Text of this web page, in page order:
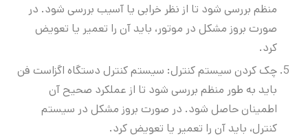
منظم بررسی شود تا از نظر خرابی یا آسیب بررسی شود. در
صورت بروز مشکل در موتور، باید آن را تعمیر یا تعویض
کرد.
چک کردن سیستم کنترل: سیستم کنترل دستگاه اگزاست فن
باید به طور منظم بررسی شود تا از عملکرد صحیح آن
اطمینان حاصل شود. در صورت بروز مشکل در سیستم
کنترل، باید آن را تعمیر یا تعویض کرد.